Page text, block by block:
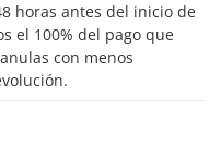
el 100% del pago que
con menos